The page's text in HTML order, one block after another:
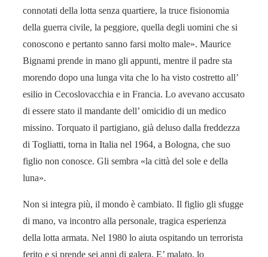
connotati della lotta senza quartiere, la truce fisionomia
della guerra civile, la peggiore, quella degli uomini che si
conoscono e pertanto sanno farsi molto male». Maurice
Bignami prende in mano gli appunti, mentre il padre sta
morendo dopo una lunga vita che lo ha visto costretto all’
esilio in Cecoslovacchia e in Francia. Lo avevano accusato
di essere stato il mandante dell’ omicidio di un medico
missino. Torquato il partigiano, già deluso dalla freddezza
di Togliatti, torna in Italia nel 1964, a Bologna, che suo
figlio non conosce. Gli sembra «la città del sole e della
luna».
Non si integra più, il mondo è cambiato. Il figlio gli sfugge
di mano, va incontro alla personale, tragica esperienza
della lotta armata. Nel 1980 lo aiuta ospitando un terrorista
ferito e si prende sei anni di galera. E’ malato, lo